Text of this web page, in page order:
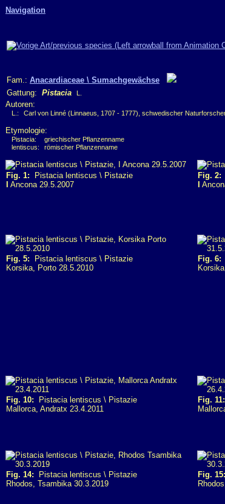
Navigation
Fam.: Anacardiaceae \ Sumachgewächse
Gattung: Pistacia L.
Autoren:
L.: Carl von Linné (Linnaeus, 1707 - 1777), schwedischer
Etymologie:
Pistacia:
griechischer Pflanzenname
lentiscus:
römischer Pflanzenname
Fig. 1: Pistacia lentiscus \ Pistazie
Ancona 29.5.2007
Fig. 2:
Fig. 5: Pistacia lentiscus \ Pistazie
Korsika, Porto 28.5.2010
Fig. 6:
Fig. 10: Pistacia lentiscus \ Pistazie
Mallorca, Andratx 23.4.2011
Fig. 11:
Fig. 14: Pistacia lentiscus \ Pistazie
Rhodos, Tsambika 30.3.2019
Fig. 15: